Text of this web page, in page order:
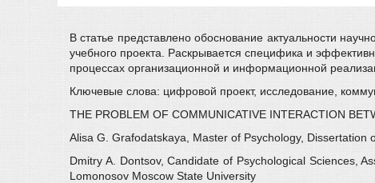
В статье представлено обоснование актуальности
учебного проекта. Раскрывается специфика и
процессах организационной и информационной
Ключевые слова: цифровой проект, исследование,
THE PROBLEM OF COMMUNICATIVE INTERACTION
Alisa G. Grafodatskaya, Master of Psychology,
Dmitry A. Dontsov, Candidate of Psychological Sciences,
Lomonosov Moscow State University